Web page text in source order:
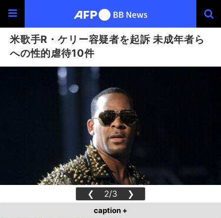
米歌手R・ケリー容疑者を起訴 未成年者ら
への性的虐待10件
❮ 2/3 ❯
caption +